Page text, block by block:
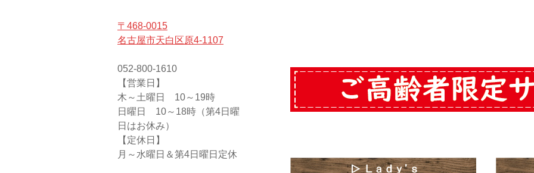
〒468-0015
名古屋市天白区原4-1107
052-800-1610
【営業日】
木～土曜日 10～19時
日曜日 10～18時（第4日曜
日はお休み）
【定休日】
月～水曜日＆第4日曜日定休